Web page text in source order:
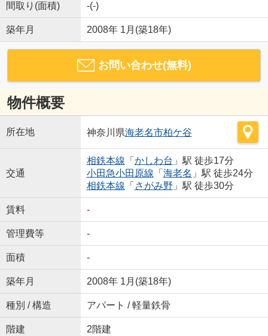
間取り(面積) -(-)
築年月 2008年 1月(築18年)
お問い合わせ(無料)
物件概要
所在地 神奈川県海老名市柏ケ谷
交通
相鉄本線 「 かしわ台 」駅 徒歩17分
小田急小田原線 「 海老名 」駅 徒歩24分
相鉄本線 「 さがみ野 」駅 徒歩30分
賃料 -
管理費等 -
面積 -
築年月 2008年 1月(築18年)
種別 / 構造 アパート / 軽量鉄骨
階建 2階建